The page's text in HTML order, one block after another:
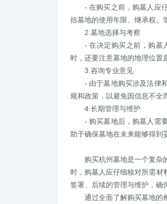
- 在购买之前，购墓人应
括墓地的使用年限、继承权、
2.墓地选择与考察
- 在决定购买之前，购墓
时，还要注意墓地的地理位置
3.咨询专业意见
- 由于墓地购买涉及法律
规和政策，以避免因信息不全
4.长期管理与维护
- 购买墓地后，购墓人需
助于确保墓地在未来能够得到
购买杭州墓地是一个复杂
时，购墓人应仔细核对所需材
签署、后续的管理与维护，确
通过全面了解购买墓地的